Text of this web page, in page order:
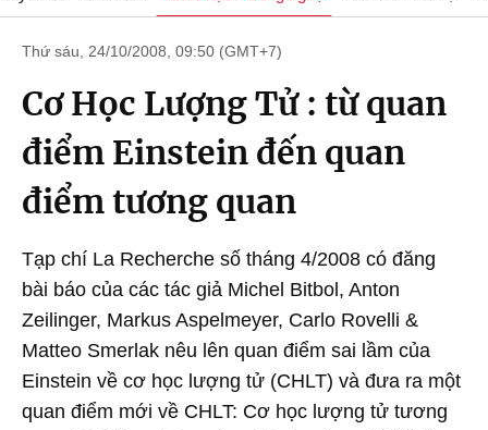
Thứ sáu, 24/10/2008, 09:50 (GMT+7)
Cơ Học Lượng Tử : từ quan
điểm Einstein đến quan
điểm tương quan
Tạp chí La Recherche số tháng 4/2008 có đăng
bài báo của các tác giả Michel Bitbol, Anton
Zeilinger, Markus Aspelmeyer, Carlo Rovelli &
Matteo Smerlak nêu lên quan điểm sai lầm của
Einstein về cơ học lượng tử (CHLT) và đưa ra một
quan điểm mới về CHLT: Cơ học lượng tử tương